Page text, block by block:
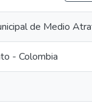
de Medio
- Colombia